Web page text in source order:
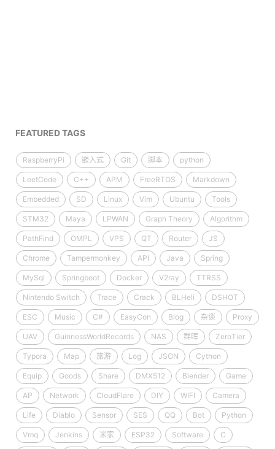
FEATURED TAGS
RaspberryPi 嵌入式 Git 脚本 python
LeetCode C++ APM FreeRTOS Markdown
Embedded SD Linux Vim Ubuntu Tools
STM32 Maya LPWAN Graph Theory Algorithm
PathFind OMPL VPS QT Router JS
Chrome Tampermonkey API Java Spring
MySql Springboot Docker V2ray TTRSS
Nintendo Switch Trace Crack BLHeli DSHOT
ESC Music C# EasyCon Blog 杂谈 Proxy
UAV GuinnessWorldRecords NAS 群晖 ZeroTier
Typora Map 旅游 Log JSON Cython
Equip Goods Share DMX512 Blender Game
AP Network CloudFlare DIY WIFI Camera
Life Diablo Sensor SES QQ Bot Python
Vmq Jenkins 米家 ESP32 Software C